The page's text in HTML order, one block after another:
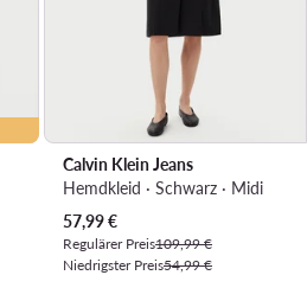
Calvin Klein Jeans
Hemdkleid · Schwarz · Midi
Aktueller Preis
57,99€
Regulärer Preis109,99 €
Niedrigster Preis54,99 €